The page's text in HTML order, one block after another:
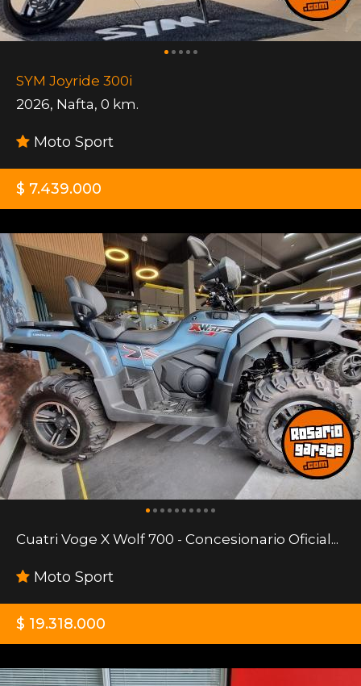
SYM Joyride 300i
2026, Nafta, 0 km.
Moto Sport
$ 7.439.000
Cuatri Voge X Wolf 700 - Concesionario Oficial...
Moto Sport
$ 19.318.000